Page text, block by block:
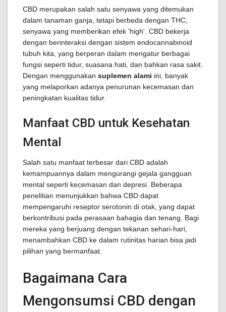
CBD merupakan salah satu senyawa yang ditemukan
dalam tanaman ganja, tetapi berbeda dengan THC,
senyawa yang memberikan efek 'high'. CBD bekerja
dengan berinteraksi dengan sistem endocannabinoid
tubuh kita, yang berperan dalam mengatur berbagai
fungsi seperti tidur, suasana hati, dan bahkan rasa sakit.
Dengan menggunakan suplemen alami ini, banyak
yang melaporkan adanya penurunan kecemasan dan
peningkatan kualitas tidur.
Manfaat CBD untuk Kesehatan
Mental
Salah satu manfaat terbesar dari CBD adalah
kemampuannya dalam mengurangi gejala gangguan
mental seperti kecemasan dan depresi. Beberapa
penelitian menunjukkan bahwa CBD dapat
mempengaruhi reseptor serotonin di otak, yang dapat
berkontribusi pada perasaan bahagia dan tenang. Bagi
mereka yang berjuang dengan tekanan sehari-hari,
menambahkan CBD ke dalam rutinitas harian bisa jadi
pilihan yang bermanfaat.
Bagaimana Cara
Mengonsumsi CBD dengan